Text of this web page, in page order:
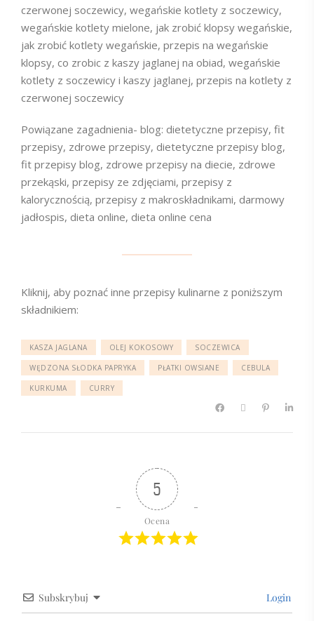
czerwonej soczewicy, wegańskie kotlety z soczewicy,
wegańskie kotlety mielone, jak zrobić klopsy wegańskie,
jak zrobić kotlety wegańskie, przepis na wegańskie
klopsy, co zrobic z kaszy jaglanej na obiad, wegańskie
kotlety z soczewicy i kaszy jaglanej, przepis na kotlety z
czerwonej soczewicy
Powiązane zagadnienia- blog: dietetyczne przepisy, fit
przepisy, zdrowe przepisy, dietetyczne przepisy blog,
fit przepisy blog, zdrowe przepisy na diecie, zdrowe
przekąski, przepisy ze zdjęciami, przepisy z
kalorycznością, przepisy z makroskładnikami, darmowy
jadłospis, dieta online, dieta online cena
Kliknij, aby poznać inne przepisy kulinarne z poniższym
składnikiem:
KASZA JAGLANA OLEJ KOKOSOWY SOCZEWICA
WĘDZONA SŁODKA PAPRYKA PŁATKI OWSIANE CEBULA
KURKUMA CURRY
5
Ocena
Subskrybuj Login